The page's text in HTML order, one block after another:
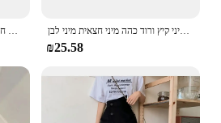
Traf 2024 מכנסי חצאית מפולים לנשים מותן גבוהה מיני מכנסיים קצרים נשים בקיץ בסיסי החלקה על נשים חג מזדמנים נשים קצרים צעיף נשים גולגולת חום מותניים גבוה חצאית מיני קיץ ורוד כהה מיני חצאית מיני לבן
₪25.58